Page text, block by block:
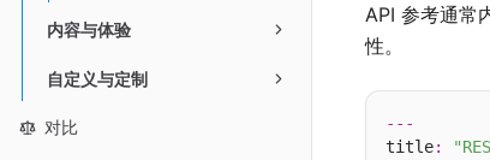
内容与体验
自定义与定制
对比
API 参考通常
性。
---
title: